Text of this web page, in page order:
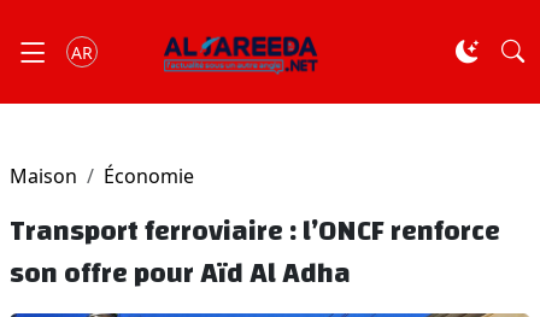
AR
Maison Économie
Transport ferroviaire : l’ONCF renforce
son offre pour Aïd Al Adha